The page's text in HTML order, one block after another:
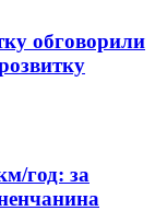
обговорили
год: за